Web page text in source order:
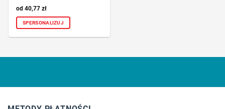
40,77 zł
SPERSONALIZUJ